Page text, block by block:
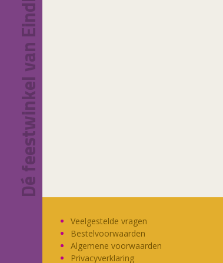
Dé feestwinkel van Eindhoven!
Veelgestelde vragen
Bestelvoorwaarden
Algemene voorwaarden
Privacyverklaring